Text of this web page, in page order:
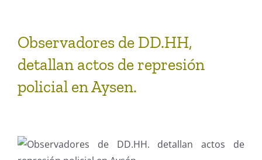
Observadores de DD.HH,
detallan actos de represión
policial en Aysen.